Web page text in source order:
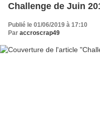
Challenge de Juin
Publié le 01/06/2019 à 17:10
Par accroscrap49